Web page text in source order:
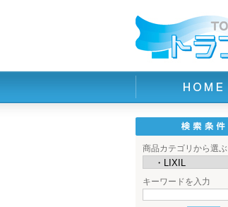
商品カテゴリから選ぶ
キーワードを入力